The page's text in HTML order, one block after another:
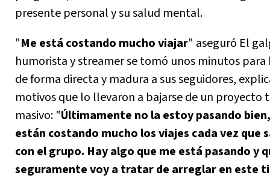
presente personal y su salud mental.
"Me está costando mucho viajar" aseguró El
humorista y streamer se tomó unos minutos
de forma directa y madura a sus seguidores,
motivos que lo llevaron a bajarse de un proyecto
masivo: "Últimamente no la estoy pasando
están costando mucho los viajes cada vez que
con el grupo. Hay algo que me está pasando y
seguramente voy a tratar de arreglar en este